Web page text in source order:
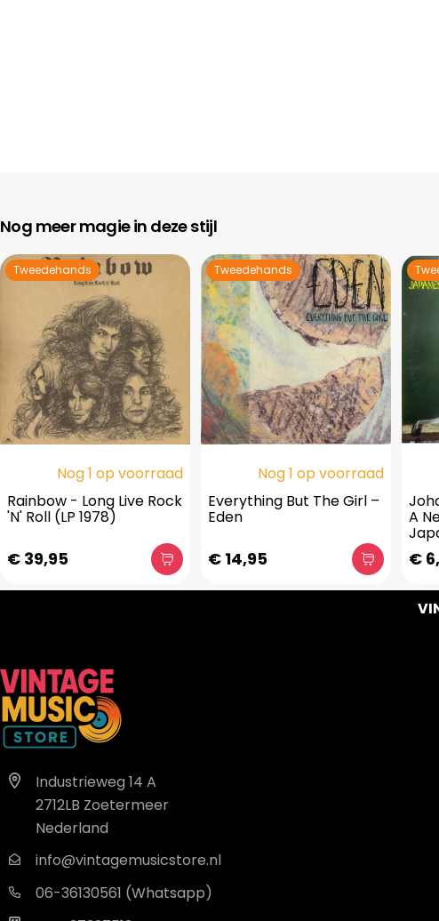
Nog meer magie in deze stijl
Tweedehands
Nog 1 op voorraad
Rainbow - Long Live Rock
'N' Roll (LP 1978)
€ 39,95
Tweedehands
Nog 1 op voorraad
Everything But The Girl –
Eden
€ 14,95
A
€
Industrieweg 14 A
2712LB Zoetermeer
Nederland
info@vintagemusicstore.nl
06-36130561 (Whatsapp)